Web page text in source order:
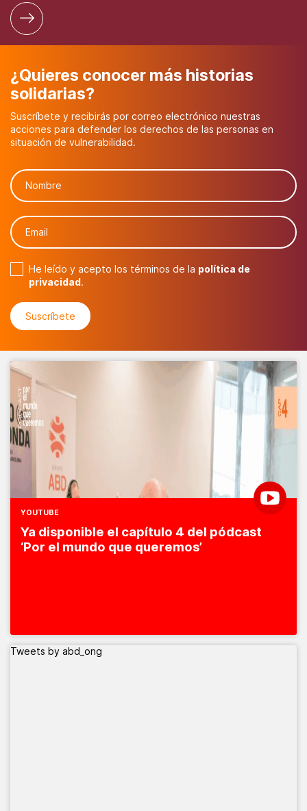
¿Quieres conocer más historias
solidarias?
Suscríbete y recibirás por correo electrónico nuestras
acciones para defender los derechos de las personas en
situación de vulnerabilidad.
He leído y acepto los términos de la política de
privacidad.
YOUTUBE
Ya disponible el capítulo 4 del pódcast
‘Por el mundo que queremos’
Tweets by abd_ong